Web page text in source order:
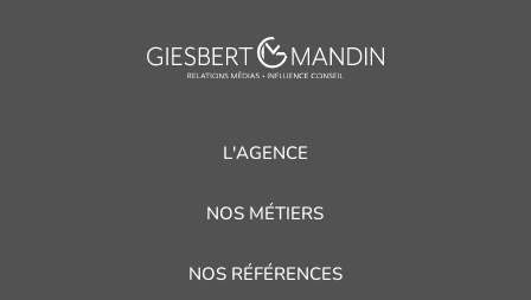
L'AGENCE
NOS MÉTIERS
NOS RÉFÉRENCES